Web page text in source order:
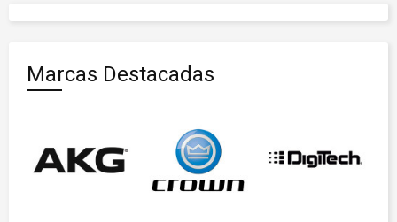
Marcas Destacadas